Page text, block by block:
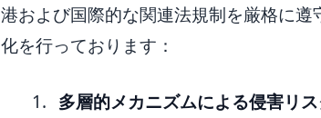
港および国際的な関連法規制を厳格に
化を行っております：
多層的メカニズムによる侵害リ